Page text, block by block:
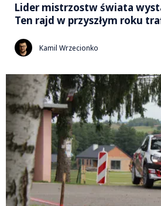
Lider mistrzostw świata
Ten rajd w przyszłym roku
Kamil Wrzecionko